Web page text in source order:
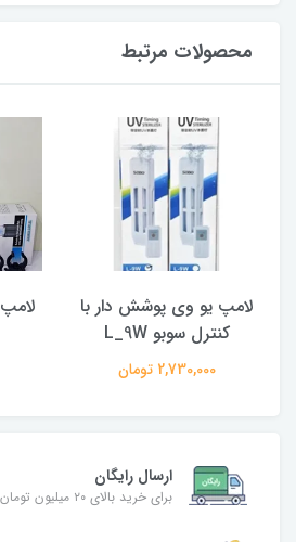
محصولات مرتبط
لامپ یو وی پوشش دار با
کنترل سوبو L_9W
2,730,000 تومان
ارسال رایگان
برای خرید بالای ۲۰ میلیون تومان(بغیر از آکواریوم)